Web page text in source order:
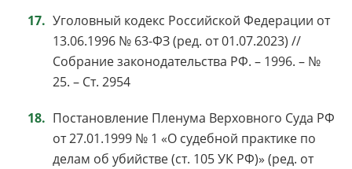
Уголовный кодекс Российской Федерации от
13.06.1996 № 63-ФЗ (ред. от 01.07.2023) //
Собрание законодательства РФ. – 1996. – №
25. – Ст. 2954
Постановление Пленума Верховного Суда РФ
от 27.01.1999 № 1 «О судебной практике по
делам об убийстве (ст. 105 УК РФ)» (ред. от